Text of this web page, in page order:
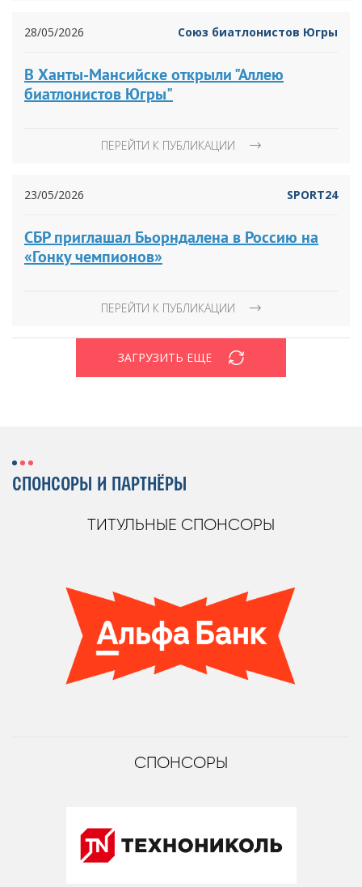
28/05/2026 Союз биатлонистов Югры
В Ханты-Мансийске открыли "Аллею
биатлонистов Югры"
ПЕРЕЙТИ К ПУБЛИКАЦИИ
23/05/2026 SPORT24
СБР приглашал Бьорндалена в Россию на
«Гонку чемпионов»
ПЕРЕЙТИ К ПУБЛИКАЦИИ
ЗАГРУЗИТЬ ЕЩЕ
СПОНСОРЫ И ПАРТНЁРЫ
ТИТУЛЬНЫЕ СПОНСОРЫ
СПОНСОРЫ